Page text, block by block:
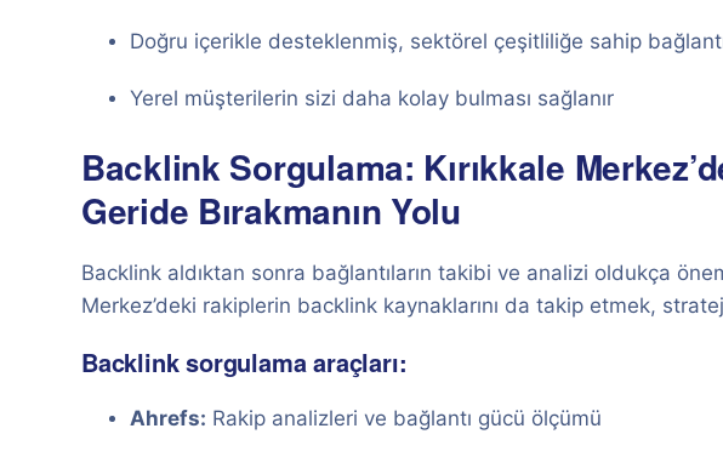
Doğru içerikle desteklenmiş, sektörel çeşitliliğe sahip
Yerel müşterilerin sizi daha kolay bulması sağlanır
Backlink Sorgulama: Kırıkkale
Geride Bırakmanın Yolu
Backlink aldıktan sonra bağlantıların takibi ve analizi oldukça
Merkez’deki rakiplerin backlink kaynaklarını da takip etmek,
Backlink sorgulama araçları:
Ahrefs: Rakip analizleri ve bağlantı gücü ölçümü